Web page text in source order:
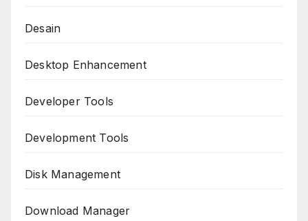
Desain
Desktop Enhancement
Developer Tools
Development Tools
Disk Management
Download Manager